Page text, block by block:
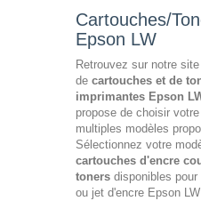
Cartouches/
Epson LW
Retrouvez sur notre
de cartouches et de
imprimantes Epson
propose de choisir
multiples modèles
Sélectionnez votre
cartouches d'encre
toners disponibles
ou jet d'encre Epson